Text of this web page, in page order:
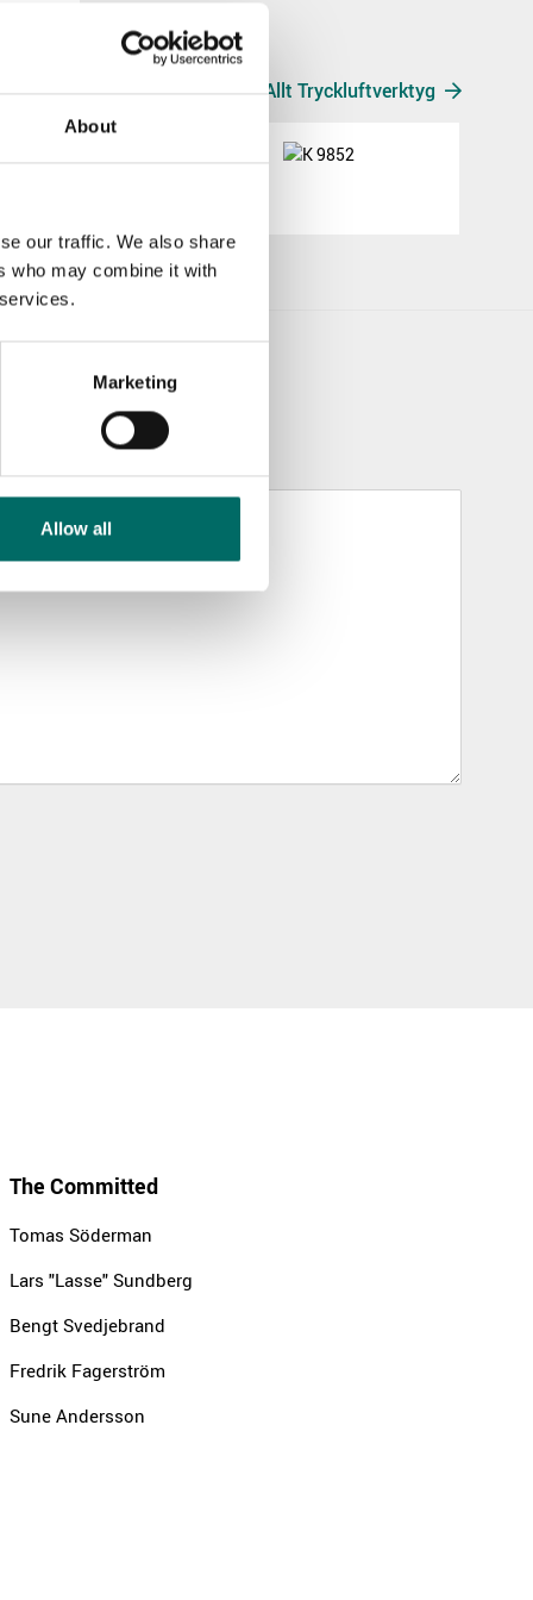
About
our traffic. We also share
who may combine it with
Marketing
Allow all
Allt Tryckluftverktyg
The Committed
Tomas Söderman
Lars "Lasse" Sundberg
Bengt Svedjebrand
Fredrik Fagerström
Sune Andersson